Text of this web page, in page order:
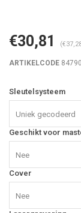
€30,81
ARTIKELCODE 84790
Sleutelsysteem
Uniek gecodeerd
Geschikt voor
Nee
Cover
Nee